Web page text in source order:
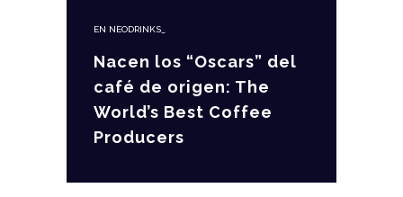
EN NEODRINKS_
Nacen los “Oscars” del
café de origen: The
World’s Best Coffee
Producers